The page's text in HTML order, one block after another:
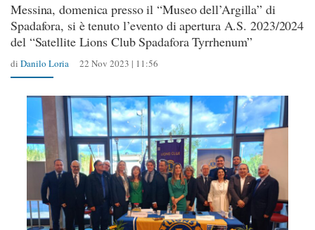
Messina, domenica presso il “Museo dell’Argilla” di
Spadafora, si è tenuto l’evento di apertura A.S. 2023/2024
del “Satellite Lions Club Spadafora Tyrrhenum”
di Danilo Loria 22 Nov 2023 | 11:56